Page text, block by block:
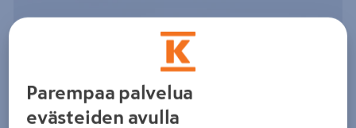
Parempaa palvelua
evästeiden avulla